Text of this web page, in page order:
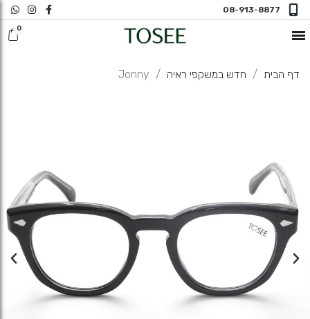
08-913-8877
חדש במשקפי ראיה
משקפי ראיה N
דף הבית חדש במשקפי ראיה Jonny